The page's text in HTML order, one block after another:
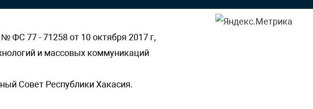
ФС 77 - 71258 от 10 октября 2017 г,
и массовых коммуникаций
Совет Республики Хакасия.